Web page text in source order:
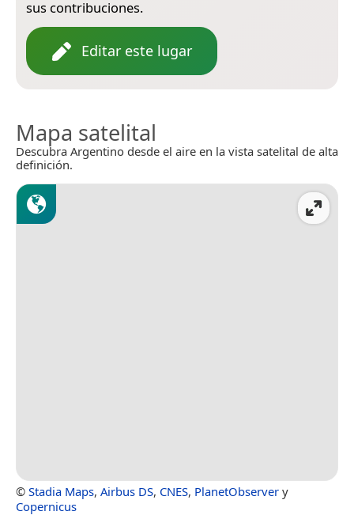
sus contribuciones.
Editar este lugar
Mapa satelital
Descubra Argentino desde el aire en la vista satelital de alta
definición.
© Stadia Maps, Airbus DS, CNES, PlanetObserver y
Copernicus